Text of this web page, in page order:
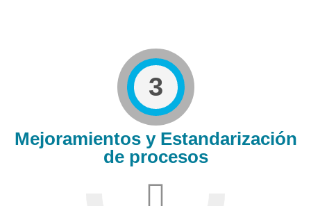
3
Mejoramientos y Estandarización
de procesos